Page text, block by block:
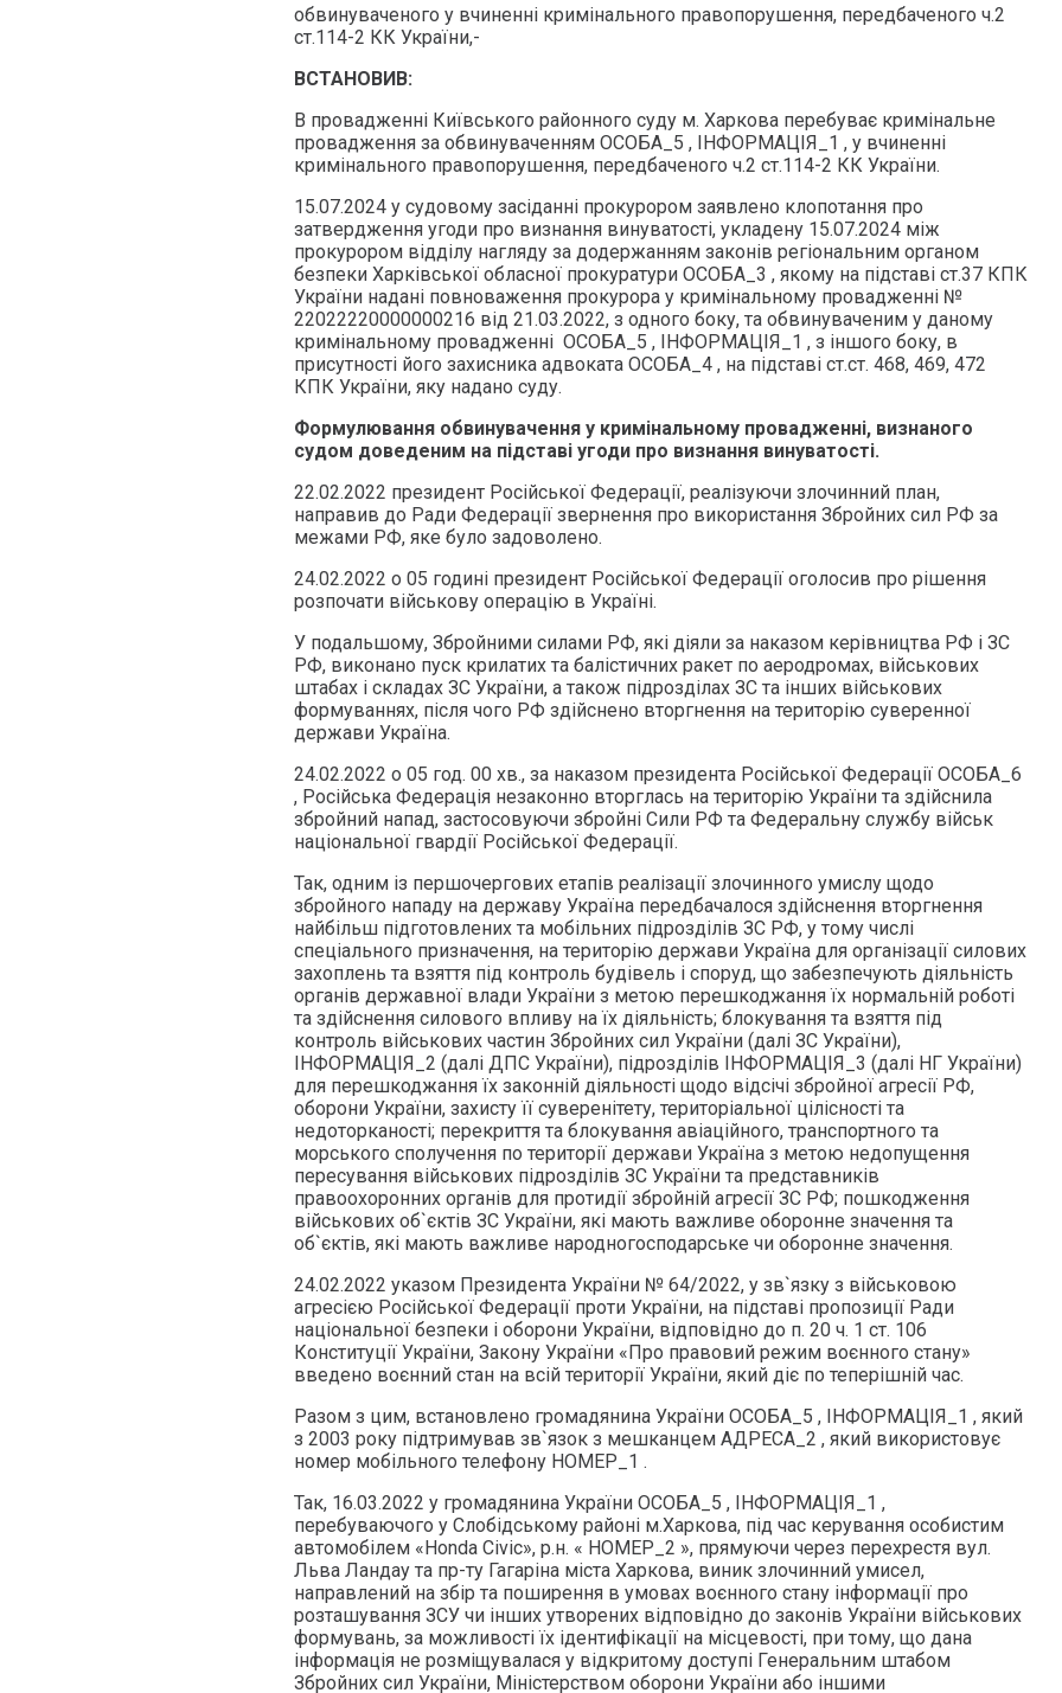
обвинуваченого у вчиненні кримінального правопорушення, передбаченого ч.2
ст.114-2 КК України,-
ВСТАНОВИВ:
В провадженні Київського районного суду м. Харкова перебуває кримінальне
провадження за обвинуваченням ОСОБА_5 , ІНФОРМАЦІЯ_1 , у вчиненні
кримінального правопорушення, передбаченого ч.2 ст.114-2 КК України.
15.07.2024 у судовому засіданні прокурором заявлено клопотання про
затвердження угоди про визнання винуватості, укладену 15.07.2024 між
прокурором відділу нагляду за додержанням законів регіональним органом
безпеки Харківської обласної прокуратури ОСОБА_3 , якому на підставі ст.37 КПК
України надані повноваження прокурора у кримінальному провадженні №
22022220000000216 від 21.03.2022, з одного боку, та обвинуваченим у даному
кримінальному провадженні ОСОБА_5 , ІНФОРМАЦІЯ_1 , з іншого боку, в
присутності його захисника адвоката ОСОБА_4 , на підставі ст.ст. 468, 469, 472
КПК України, яку надано суду.
Формулювання обвинувачення у кримінальному провадженні, визнаного
судом доведеним на підставі угоди про визнання винуватості.
22.02.2022 президент Російської Федерації, реалізуючи злочинний план,
направив до Ради Федерації звернення про використання Збройних сил РФ за
межами РФ, яке було задоволено.
24.02.2022 о 05 годині президент Російської Федерації оголосив про рішення
розпочати військову операцію в Україні.
У подальшому, Збройними силами РФ, які діяли за наказом керівництва РФ і ЗС
РФ, виконано пуск крилатих та балістичних ракет по аеродромах, військових
штабах і складах ЗС України, а також підрозділах ЗС та інших військових
формуваннях, після чого РФ здійснено вторгнення на територію суверенної
держави Україна.
24.02.2022 о 05 год. 00 хв., за наказом президента Російської Федерації ОСОБА_6
, Російська Федерація незаконно вторглась на територію України та здійснила
збройний напад, застосовуючи збройні Сили РФ та Федеральну службу військ
національної гвардії Російської Федерації.
Так, одним із першочергових етапів реалізації злочинного умислу щодо
збройного нападу на державу Україна передбачалося здійснення вторгнення
найбільш підготовлених та мобільних підрозділів ЗС РФ, у тому числі
спеціального призначення, на територію держави Україна для організації силових
захоплень та взяття під контроль будівель і споруд, що забезпечують діяльність
органів державної влади України з метою перешкоджання їх нормальній роботі
та здійснення силового впливу на їх діяльність; блокування та взяття під
контроль військових частин Збройних сил України (далі ЗС України),
ІНФОРМАЦІЯ_2 (далі ДПС України), підрозділів ІНФОРМАЦІЯ_3 (далі НГ України)
для перешкоджання їх законній діяльності щодо відсічі збройної агресії РФ,
оборони України, захисту її суверенітету, територіальної цілісності та
недоторканості; перекриття та блокування авіаційного, транспортного та
морського сполучення по території держави Україна з метою недопущення
пересування військових підрозділів ЗС України та представників
правоохоронних органів для протидії збройній агресії ЗС РФ; пошкодження
військових об`єктів ЗС України, які мають важливе оборонне значення та
об`єктів, які мають важливе народногосподарське чи оборонне значення.
24.02.2022 указом Президента України № 64/2022, у зв`язку з військовою
агресією Російської Федерації проти України, на підставі пропозиції Ради
національної безпеки і оборони України, відповідно до п. 20 ч. 1 ст. 106
Конституції України, Закону України «Про правовий режим воєнного стану»
введено воєнний стан на всій території України, який діє по теперішній час.
Разом з цим, встановлено громадянина України ОСОБА_5 , ІНФОРМАЦІЯ_1 , який
з 2003 року підтримував зв`язок з мешканцем АДРЕСА_2 , який використовує
номер мобільного телефону НОМЕР_1 .
Так, 16.03.2022 у громадянина України ОСОБА_5 , ІНФОРМАЦІЯ_1 ,
перебуваючого у Слобідському районі м.Харкова, під час керування особистим
автомобілем «Honda Civic», р.н. « НОМЕР_2 », прямуючи через перехрестя вул.
Льва Ландау та пр-ту Гагаріна міста Харкова, виник злочинний умисел,
направлений на збір та поширення в умовах воєнного стану інформації про
розташування ЗСУ чи інших утворених відповідно до законів України військових
формувань, за можливості їх ідентифікації на місцевості, при тому, що дана
інформація не розміщувалася у відкритому доступі Генеральним штабом
Збройних сил України, Міністерством оборони України або іншими